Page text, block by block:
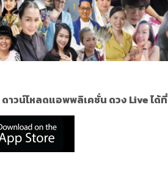
ดาวน์โหลดแอพพลิเคชั่น ดวง Live ได้ที่